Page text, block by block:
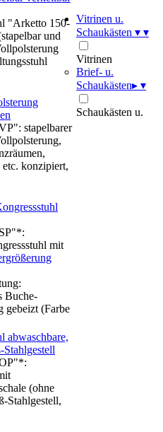
"Arketto 150-
und
stapelbarer
etc. konzipiert,
mit
Buche-
gebeizt (Farbe
(ohne
Stahlgestell,
Vitrinen u.
Schaukästen ▾ ▾
Vitrinen
Brief- u.
Schaukästen▸ ▾
Schaukästen u.